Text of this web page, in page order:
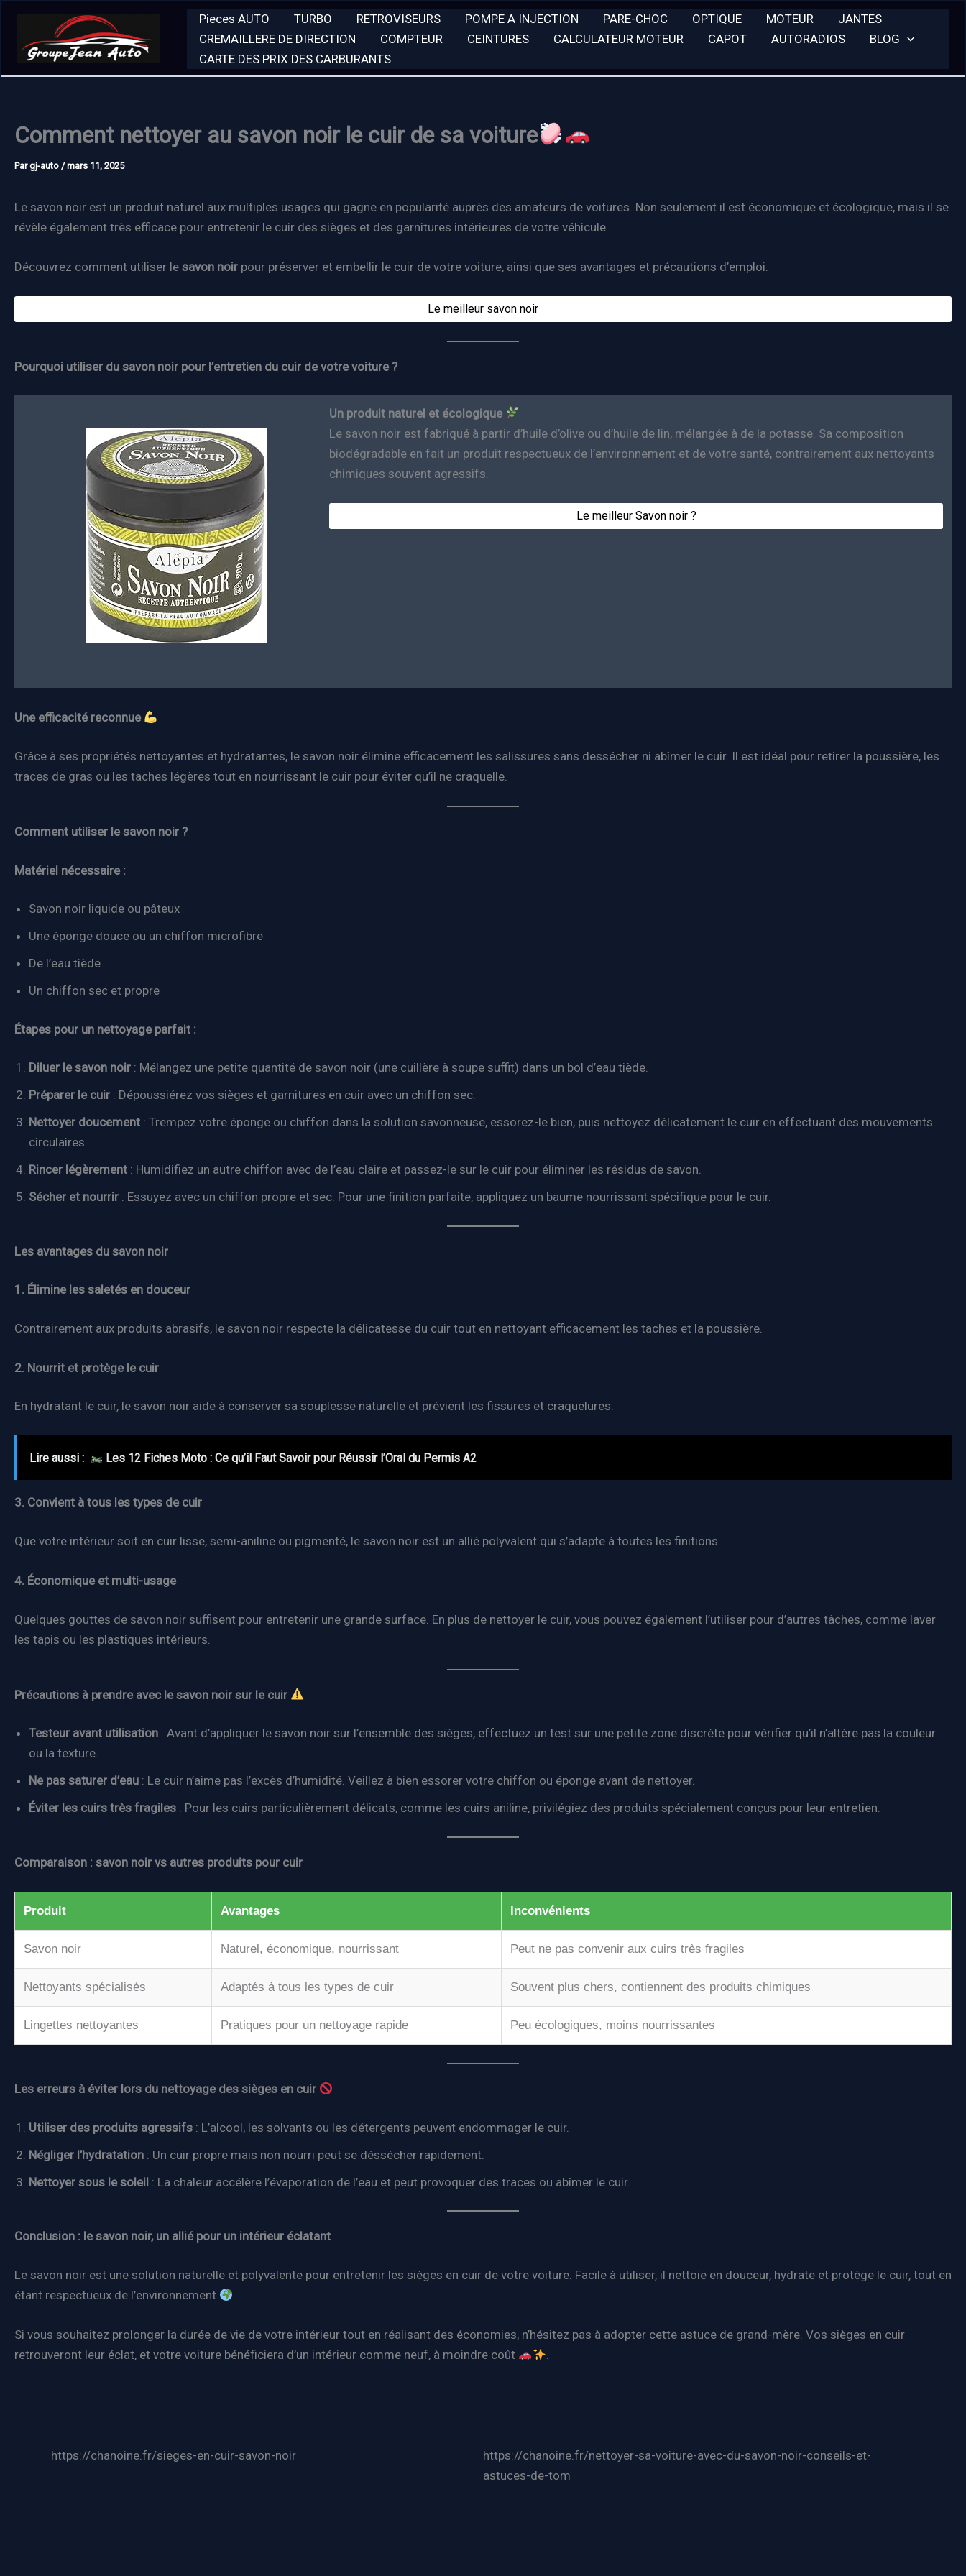
contenu
Pieces AUTO TURBO RETROVISEURS POMPE A INJECTION PARE-CHOC OPTIQUE MOTEUR
JANTES
CREMAILLERE DE DIRECTION
COMPTEUR CEINTURES CALCULATEUR MOTEUR CAPOT AUTORADIOS
BLOG
CARTE DES PRIX DES CARBURANTS
Comment nettoyer au savon noir le cuir de sa voiture
Pargj-auto /mars 11, 2025
Le savon noir est un produit naturel aux multiples usages qui gagne en popularité auprès des amateurs de voitures. Non seulement il est économique et écologique, mais il se
révèle également très efficace pour entretenir le cuir des sièges et des garnitures intérieures de votre véhicule.
Découvrez comment utiliser le savon noir pour préserver et embellir le cuir de votre voiture, ainsi que ses avantages et précautions d’emploi.
Le meilleur savon noir
Pourquoi utiliser du savon noir pour l’entretien du cuir de votre voiture ?
Un produit naturel et écologique
Le savon noir est fabriqué à partir d’huile d’olive ou d’huile de lin, mélangée à de la potasse. Sa composition
biodégradable en fait un produit respectueux de l’environnement et de votre santé, contrairement aux nettoyants
chimiques souvent agressifs.
Le meilleur Savon noir ?
Une efficacité reconnue
Grâce à ses propriétés nettoyantes et hydratantes, le savon noir élimine efficacement les salissures sans dessécher ni abîmer le cuir. Il est idéal pour retirer la poussière, les
traces de gras ou les taches légères tout en nourrissant le cuir pour éviter qu’il ne craquelle.
Comment utiliser le savon noir ?
Matériel nécessaire :
Savon noir liquide ou pâteux
Une éponge douce ou un chiffon microfibre
De l’eau tiède
Un chiffon sec et propre
Étapes pour un nettoyage parfait :
Diluer le savon noir : Mélangez une petite quantité de savon noir (une cuillère à soupe suffit) dans un bol d’eau tiède.
Préparer le cuir : Dépoussiérez vos sièges et garnitures en cuir avec un chiffon sec.
Nettoyer doucement : Trempez votre éponge ou chiffon dans la solution savonneuse, essorez-le bien, puis nettoyez délicatement le cuir en effectuant des mouvements
circulaires.
Rincer légèrement : Humidifiez un autre chiffon avec de l’eau claire et passez-le sur le cuir pour éliminer les résidus de savon.
Sécher et nourrir : Essuyez avec un chiffon propre et sec. Pour une finition parfaite, appliquez un baume nourrissant spécifique pour le cuir.
Les avantages du savon noir
1. Élimine les saletés en douceur
Contrairement aux produits abrasifs, le savon noir respecte la délicatesse du cuir tout en nettoyant efficacement les taches et la poussière.
2. Nourrit et protège le cuir
En hydratant le cuir, le savon noir aide à conserver sa souplesse naturelle et prévient les fissures et craquelures.
Lire aussi : Les 12 Fiches Moto : Ce qu’il Faut Savoir pour Réussir l’Oral du Permis A2
3. Convient à tous les types de cuir
Que votre intérieur soit en cuir lisse, semi-aniline ou pigmenté, le savon noir est un allié polyvalent qui s’adapte à toutes les finitions.
4. Économique et multi-usage
Quelques gouttes de savon noir suffisent pour entretenir une grande surface. En plus de nettoyer le cuir, vous pouvez également l’utiliser pour d’autres tâches, comme laver
les tapis ou les plastiques intérieurs.
Précautions à prendre avec le savon noir sur le cuir
Testeur avant utilisation : Avant d’appliquer le savon noir sur l’ensemble des sièges, effectuez un test sur une petite zone discrète pour vérifier qu’il n’altère pas la couleur
ou la texture.
Ne pas saturer d’eau : Le cuir n’aime pas l’excès d’humidité. Veillez à bien essorer votre chiffon ou éponge avant de nettoyer.
Éviter les cuirs très fragiles : Pour les cuirs particulièrement délicats, comme les cuirs aniline, privilégiez des produits spécialement conçus pour leur entretien.
Comparaison : savon noir vs autres produits pour cuir
Produit Avantages Inconvénients
Savon noir Naturel, économique, nourrissant Peut ne pas convenir aux cuirs très fragiles
Nettoyants spécialisés Adaptés à tous les types de cuir Souvent plus chers, contiennent des produits chimiques
Lingettes nettoyantes Pratiques pour un nettoyage rapide Peu écologiques, moins nourrissantes
Les erreurs à éviter lors du nettoyage des sièges en cuir
Utiliser des produits agressifs : L’alcool, les solvants ou les détergents peuvent endommager le cuir.
Négliger l’hydratation : Un cuir propre mais non nourri peut se déssécher rapidement.
Nettoyer sous le soleil : La chaleur accélère l’évaporation de l’eau et peut provoquer des traces ou abîmer le cuir.
Conclusion : le savon noir, un allié pour un intérieur éclatant
Le savon noir est une solution naturelle et polyvalente pour entretenir les sièges en cuir de votre voiture. Facile à utiliser, il nettoie en douceur, hydrate et protège le cuir, tout en
étant respectueux de l’environnement
Si vous souhaitez prolonger la durée de vie de votre intérieur tout en réalisant des économies, n’hésitez pas à adopter cette astuce de grand-mère. Vos sièges en cuir
retrouveront leur éclat, et votre voiture bénéficiera d’un intérieur comme neuf, à moindre coût
.
https://chanoine.fr/sieges-en-cuir-savon-noir
https://chanoine.fr/nettoyer-sa-voiture-avec-du-savon-noir-conseils-et-
astuces-de-tom